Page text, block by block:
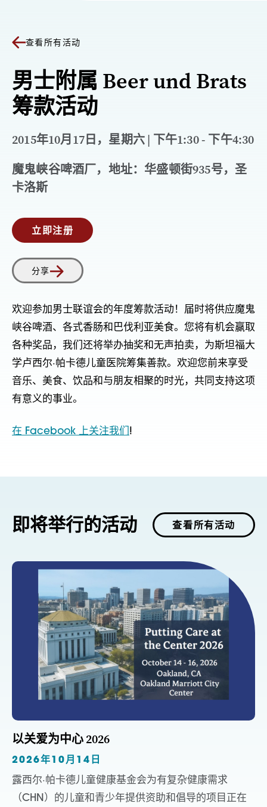
查看所有活动
男士附属 Beer und Brats
筹款活动
2015年10月17日，星期六 | 下午1:30 - 下午4:30
魔鬼峡谷啤酒厂，地址：华盛顿街935号，圣
卡洛斯
立即注册
分享
欢迎参加男士联谊会的年度筹款活动！届时将供应魔鬼
峡谷啤酒、各式香肠和巴伐利亚美食。您将有机会赢取
各种奖品，我们还将举办抽奖和无声拍卖，为斯坦福大
学卢西尔·帕卡德儿童医院筹集善款。欢迎您前来享受
音乐、美食、饮品和与朋友相聚的时光，共同支持这项
有意义的事业。
在 Facebook 上关注我们 !
即将举行的活动 查看所有活动
以关爱为中心 2026
2026年10月14日
露西尔·帕卡德儿童健康基金会为有复杂健康需求
（CHN）的儿童和青少年提供资助和倡导的项目正在